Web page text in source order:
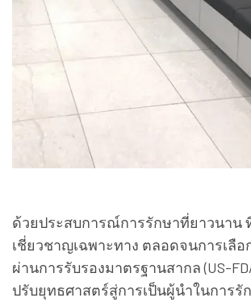
ด้วยประสบการณ์การรักษาที่ยาวนาน
เชี่ยวชาญเฉพาะทาง ตลอดจนการเลือ
ผ่านการรับรองมาตรฐานสากล (US-
ปรับยุทธศาสตร์สู่การเป็นผู้นำในการรั